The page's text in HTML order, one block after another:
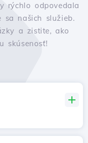
rýchlo odpovedala
sa našich služieb.
a zistite, ako
skúsenosť!